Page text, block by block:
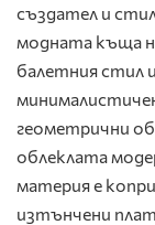
създател и
модната къща
балетния стил
геометрични
облеклата
материя е
изтънчени